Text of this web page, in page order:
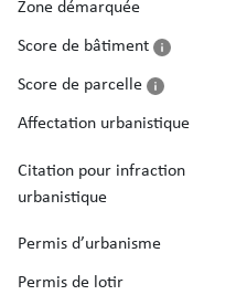
Zone démarquée
Score de bâtiment
Score de parcelle
Affectation urbanistique
Citation pour infraction
urbanistique
Permis d’urbanisme
Permis de lotir